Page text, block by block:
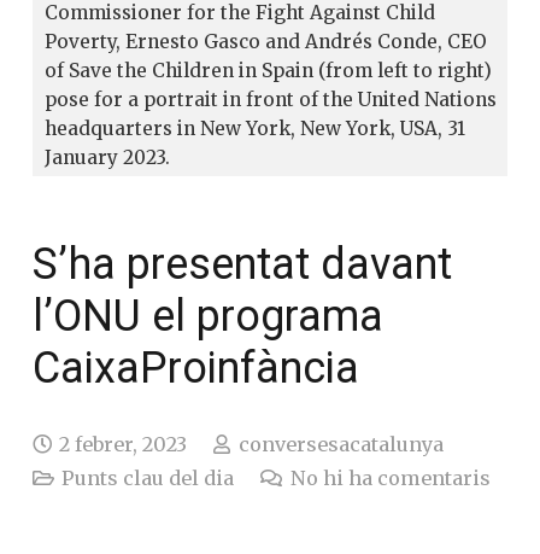
Commissioner for the Fight Against Child
Poverty, Ernesto Gasco and Andrés Conde, CEO
of Save the Children in Spain (from left to right)
pose for a portrait in front of the United Nations
headquarters in New York, New York, USA, 31
January 2023.
S’ha presentat davant
l’ONU el programa
CaixaProinfància
2 febrer, 2023
conversesacatalunya
Punts clau del dia
No hi ha comentaris